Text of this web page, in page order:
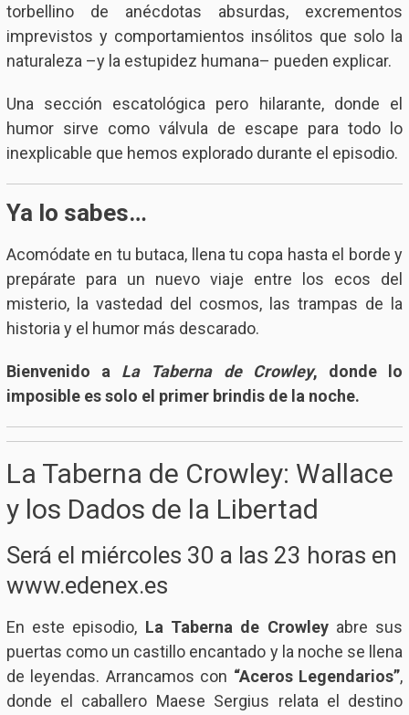
torbellino de anécdotas absurdas, excrementos
imprevistos y comportamientos insólitos que solo la
naturaleza –y la estupidez humana– pueden explicar.
Una sección escatológica pero hilarante, donde el
humor sirve como válvula de escape para todo lo
inexplicable que hemos explorado durante el episodio.
Ya lo sabes…
Acomódate en tu butaca, llena tu copa hasta el borde y
prepárate para un nuevo viaje entre los ecos del
misterio, la vastedad del cosmos, las trampas de la
historia y el humor más descarado.
Bienvenido a La Taberna de Crowley, donde lo
imposible es solo el primer brindis de la noche.
La Taberna de Crowley: Wallace
y los Dados de la Libertad
Será el miércoles 30 a las 23 horas en
www.edenex.es
En este episodio, La Taberna de Crowleyabre sus
puertas como un castillo encantado y la noche se llena
de leyendas. Arrancamos con “Aceros Legendarios”,
donde el caballero Maese Sergius relata el destino